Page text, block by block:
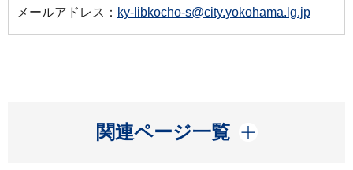
メールアドレス： ky-libkocho-s@city.yokohama.lg.jp
関連ページ一覧
開く